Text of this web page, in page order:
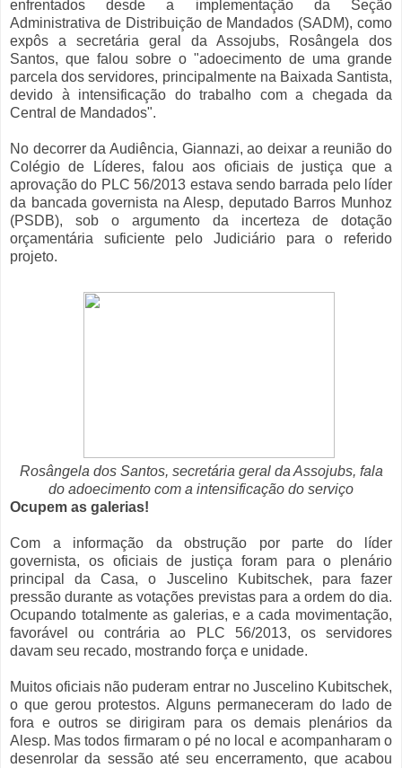
enfrentados desde a implementação da Seção
Administrativa de Distribuição de Mandados (SADM), como
expôs a secretária geral da Assojubs, Rosângela dos
Santos, que falou sobre o "adoecimento de uma grande
parcela dos servidores, principalmente na Baixada Santista,
devido à intensificação do trabalho com a chegada da
Central de Mandados".
No decorrer da Audiência, Giannazi, ao deixar a reunião do
Colégio de Líderes, falou aos oficiais de justiça que a
aprovação do PLC 56/2013 estava sendo barrada pelo líder
da bancada governista na Alesp, deputado Barros Munhoz
(PSDB), sob o argumento da incerteza de dotação
orçamentária suficiente pelo Judiciário para o referido
projeto.
Rosângela dos Santos, secretária geral da Assojubs, fala
do adoecimento com a intensificação do serviço
Ocupem as galerias!
Com a informação da obstrução por parte do líder
governista, os oficiais de justiça foram para o plenário
principal da Casa, o Juscelino Kubitschek, para fazer
pressão durante as votações previstas para a ordem do dia.
Ocupando totalmente as galerias, e a cada movimentação,
favorável ou contrária ao PLC 56/2013, os servidores
davam seu recado, mostrando força e unidade.
Muitos oficiais não puderam entrar no Juscelino Kubitschek,
o que gerou protestos. Alguns permaneceram do lado de
fora e outros se dirigiram para os demais plenários da
Alesp. Mas todos firmaram o pé no local e acompanharam o
desenrolar da sessão até seu encerramento, que acabou